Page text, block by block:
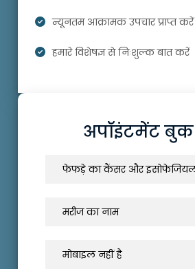
न्यूनतम आक्रामक उपचार प्राप्त करें
हमारे विशेषज्ञ से निःशुल्क बात करें
अपॉइंटमेंट